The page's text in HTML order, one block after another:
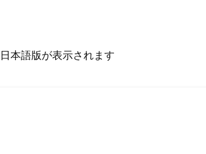
本語版が表示されます